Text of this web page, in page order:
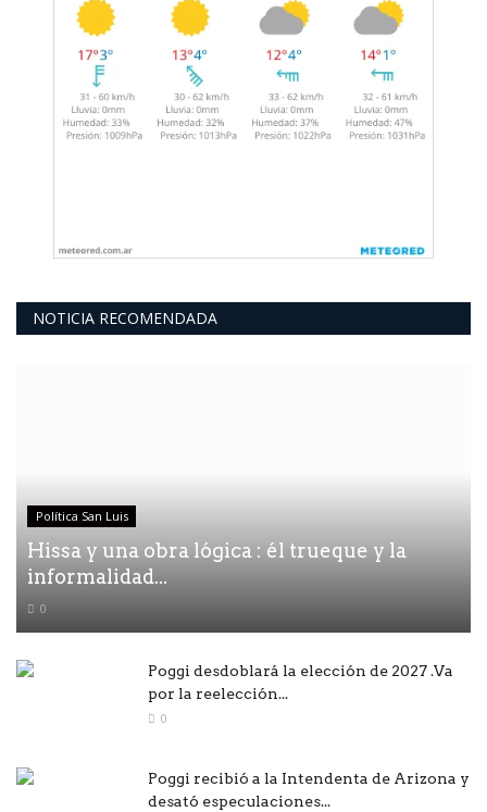
NOTICIA RECOMENDADA
Política San Luis
Hissa y una obra lógica : él trueque y la
informalidad...
0
Poggi desdoblará la elección de 2027 .Va
por la reelección...
0
Poggi recibió a la Intendenta de Arizona y
desató especulaciones...